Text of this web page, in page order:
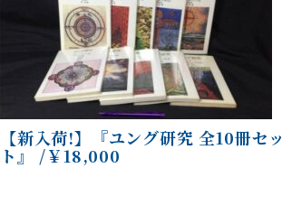
【新入荷!】『ユング研究 全10冊セッ
ト』 /￥18,000